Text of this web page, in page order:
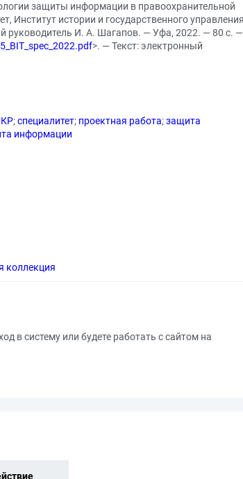
защиты информации в правоохранительной
Институт истории и государственного
руководитель И. А. Шагапов. — Уфа, 2022. — 80 с. —
>. — Текст: электронный
;специалитет; проектная работа;защита
информации
коллекция
в систему или будете работать с сайтом на